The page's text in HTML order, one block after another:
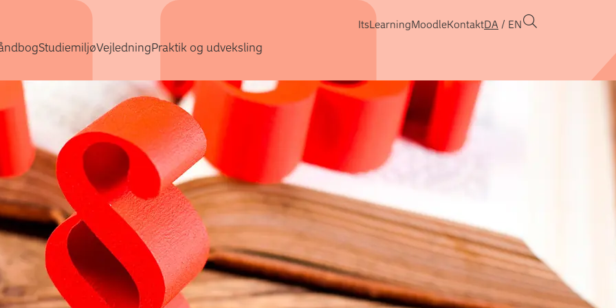
Gå direkte til indhold
StudiemiljøVejledningPraktik og udveksling
ItsLearningMoodleKontaktDA EN